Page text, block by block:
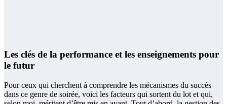
Les clés de la performance et les enseignements pour
le futur
Pour ceux qui cherchent à comprendre les mécanismes du succès
dans ce genre de soirée, voici les facteurs qui sortent du lot et qui,